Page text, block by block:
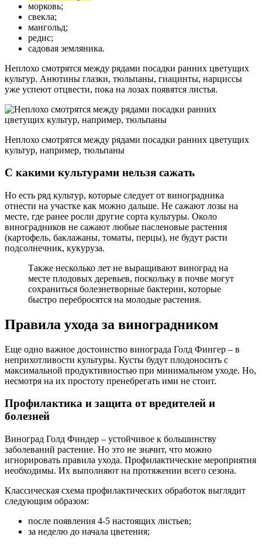
морковь;
свекла;
мангольд;
редис;
садовая земляника.
Неплохо смотрятся между рядами посадки ранних цветущих
культур. Анютины глазки, тюльпаны, гиацинты, нарциссы
уже успеют отцвести, пока на лозах появятся листья.
Неплохо смотрятся между рядами посадки ранних цветущих
культур, например, тюльпаны
С какими культурами нельзя сажать
Но есть ряд культур, которые следует от виноградника
отнести на участке как можно дальше. Не сажают лозы на
месте, где ранее росли другие сорта культуры. Около
виноградников не сажают любые пасленовые растения
(картофель, баклажаны, томаты, перцы), не будут расти
подсолнечник, кукуруза.
Также несколько лет не выращивают виноград на
месте плодовых деревьев, поскольку в почве могут
сохраниться болезнетворные бактерии, которые
быстро перебросятся на молодые растения.
Правила ухода за виноградником
Еще одно важное достоинство винограда Голд Фингер – в
неприхотливости культуры. Кусты будут плодоносить с
максимальной продуктивностью при минимальном уходе. Но,
несмотря на их простоту пренебрегать ими не стоит.
Профилактика и защита от вредителей и
болезней
Виноград Голд Финдер – устойчивое к большинству
заболеваний растение. Но это не значит, что можно
игнорировать правила ухода. Профилактические мероприятия
необходимы. Их выполняют на протяжении всего сезона.
Классическая схема профилактических обработок выглядит
следующим образом:
после появления 4-5 настоящих листьев;
за неделю до начала цветения;